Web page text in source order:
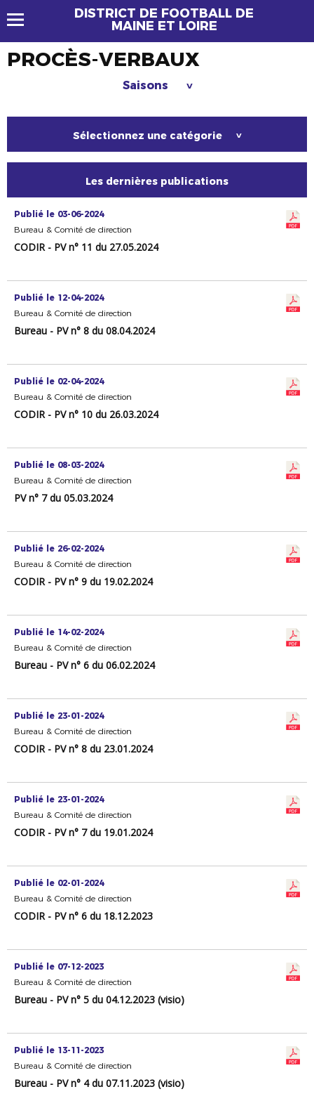
DISTRICT DE FOOTBALL DE
MAINE ET LOIRE
PROCÈS-VERBAUX
Saisons >
Sélectionnez une catégorie >
Les dernières publications
Publié le 03-06-2024
Bureau & Comité de direction
CODIR - PV n° 11 du 27.05.2024
Publié le 12-04-2024
Bureau & Comité de direction
Bureau - PV n° 8 du 08.04.2024
Publié le 02-04-2024
Bureau & Comité de direction
CODIR - PV n° 10 du 26.03.2024
Publié le 08-03-2024
Bureau & Comité de direction
PV n° 7 du 05.03.2024
Publié le 26-02-2024
Bureau & Comité de direction
CODIR - PV n° 9 du 19.02.2024
Publié le 14-02-2024
Bureau & Comité de direction
Bureau - PV n° 6 du 06.02.2024
Publié le 23-01-2024
Bureau & Comité de direction
CODIR - PV n° 8 du 23.01.2024
Publié le 23-01-2024
Bureau & Comité de direction
CODIR - PV n° 7 du 19.01.2024
Publié le 02-01-2024
Bureau & Comité de direction
CODIR - PV n° 6 du 18.12.2023
Publié le 07-12-2023
Bureau & Comité de direction
Bureau - PV n° 5 du 04.12.2023 (visio)
Publié le 13-11-2023
Bureau & Comité de direction
Bureau - PV n° 4 du 07.11.2023 (visio)